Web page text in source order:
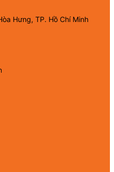
Hưng, TP. Hồ Chí Minh